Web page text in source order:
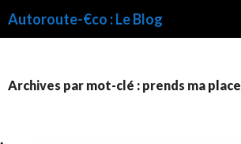
Autoroute-€co : Le Blog
Archives par mot-clé : prends ma place